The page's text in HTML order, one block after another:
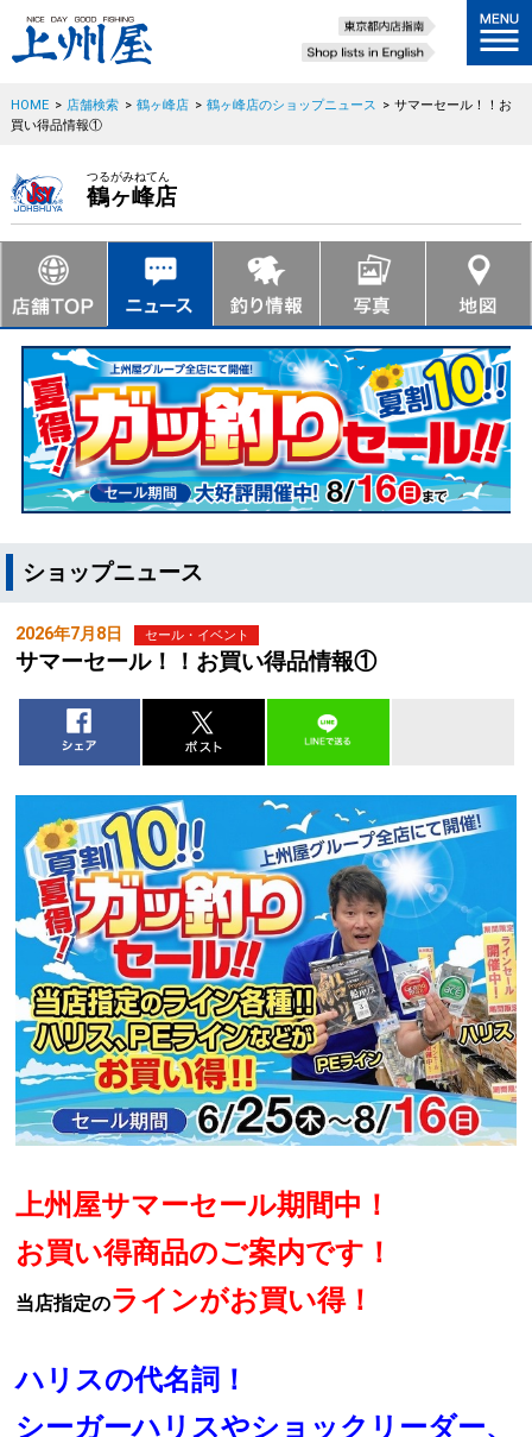
HOME > 店舗検索 > 鶴ヶ峰店 > 鶴ヶ峰店のショップニュース > サマーセール！！お
買い得品情報①
つるがみねてん
鶴ヶ峰店
ショップニュース
2026年7月8日 セール・イベント
サマーセール！！お買い得品情報①
上州屋サマーセール期間中！
お買い得商品のご案内です！
当店指定のラインがお買い得！
ハリスの代名詞！
シーガーハリスやショックリーダー、